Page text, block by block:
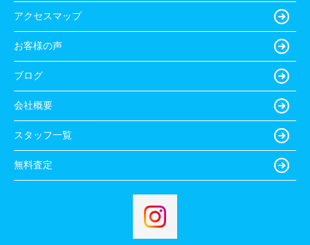
アクセスマップ
お客様の声
ブログ
会社概要
スタッフ一覧
無料査定